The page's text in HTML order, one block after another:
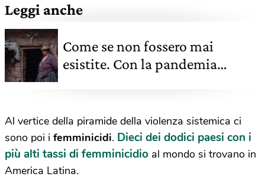
Leggi anche
Come se non fossero mai
esistite. Con la pandemia
Al vertice della piramide della violenza sistemica ci
sono poi i femminicidi. Dieci dei dodici paesi con i
più alti tassi di femminicidio al mondo si trovano in
America Latina.